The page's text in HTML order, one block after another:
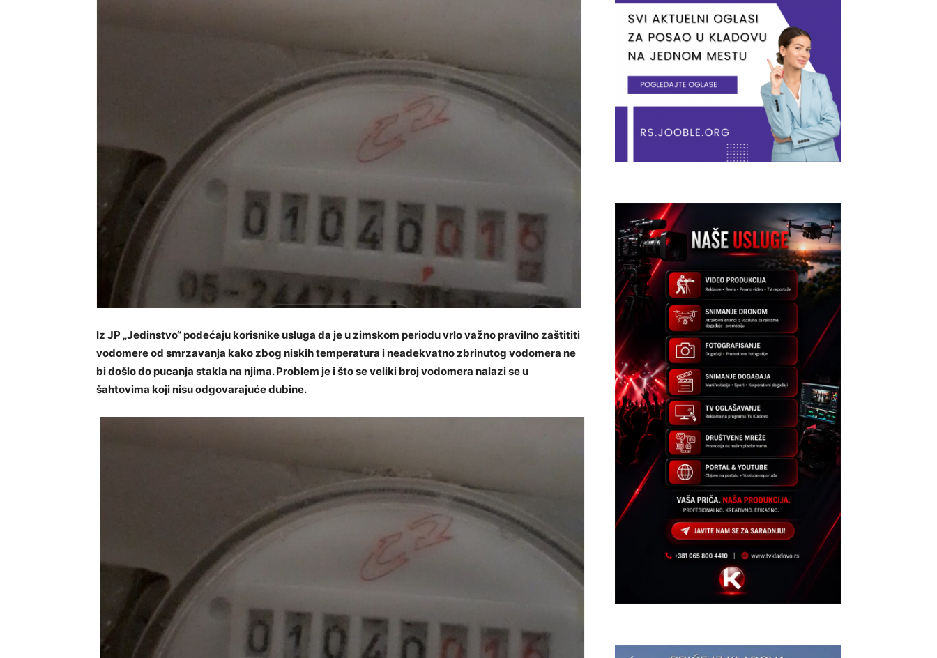
Iz JP „Jedinstvo“ podećaju korisnike usluga da je u zimskom periodu vrlo važno pravilno zaštititi
vodomere od smrzavanja kako zbog niskih temperatura i neadekvatno zbrinutog vodomera ne
bi došlo do pucanja stakla na njima. Problem je i što se veliki broj vodomera nalazi se u
šahtovima koji nisu odgovarajuće dubine.